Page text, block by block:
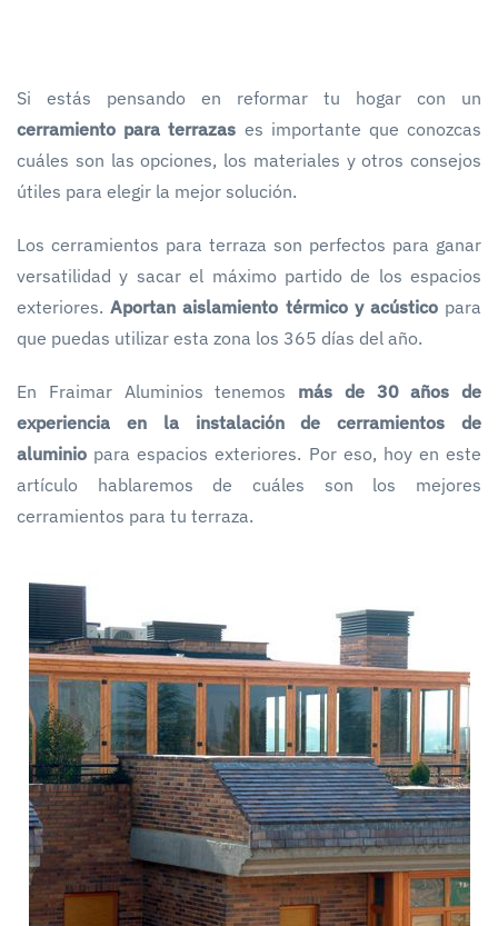
Si estás pensando en reformar tu hogar con un
cerramiento para terrazas es importante que conozcas
cuáles son las opciones, los materiales y otros consejos
útiles para elegir la mejor solución.
Los cerramientos para terraza son perfectos para ganar
versatilidad y sacar el máximo partido de los espacios
exteriores.Aportan aislamiento térmico y acústico para
que puedas utilizar esta zona los 365 días del año.
En Fraimar Aluminios tenemos más de 30 años de
experiencia en la instalación de cerramientos de
aluminio para espacios exteriores. Por eso, hoy en este
artículo hablaremos de cuáles son los mejores
cerramientos para tu terraza.